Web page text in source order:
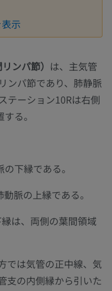
示
ンパ節） は、主気管
ンパ節であり、肺静脈
テーション10Rは右側
る。
下縁である。
脈の上縁である。
は、両側の葉間領域
では気管の正中線、気
支の内側縁から引いた